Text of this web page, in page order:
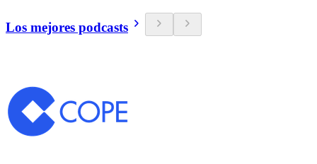
Los mejores podcasts